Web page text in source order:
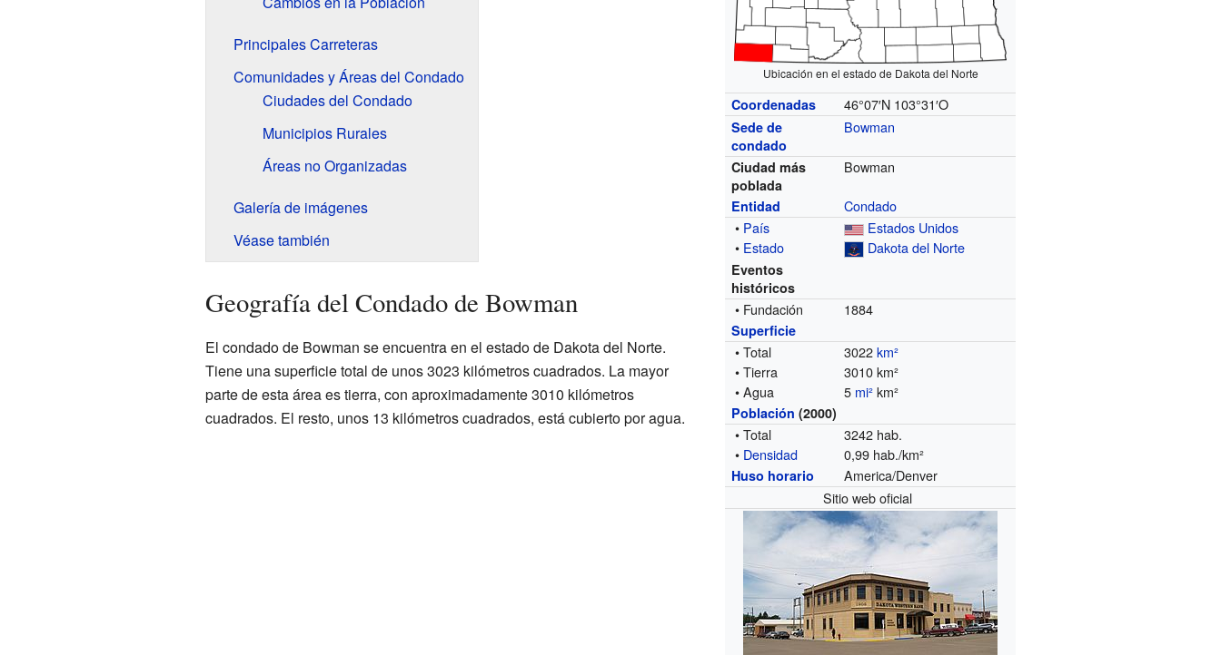
Ubicación en el estado de Dakota del Norte
Coordenadas 46°07′N 103°31′O
Sede de
condado
Bowman
Ciudad más
poblada
Bowman
Entidad
Condado
• País
Estados Unidos
• Estado Dakota del Norte
Eventos
históricos
• Fundación 1884
Superficie
• Total 3022km²
• Tierra
3010 km²
• Agua
5 mi²km²
Población (2000)
• Total
3242 hab.
• Densidad 0,99 hab./km²
Huso horario
America/Denver
Sitio web oficial
Principales Carreteras
Comunidades y Áreas del Condado
Ciudades del Condado
Municipios Rurales
Áreas no Organizadas
Galería de imágenes
Véase también
Geografía del Condado de Bowman
El condado de Bowman se encuentra en el estado de Dakota del Norte.
Tiene una superficie total de unos 3023 kilómetros cuadrados. La mayor
parte de esta área es tierra, con aproximadamente 3010 kilómetros
cuadrados. El resto, unos 13 kilómetros cuadrados, está cubierto por agua.